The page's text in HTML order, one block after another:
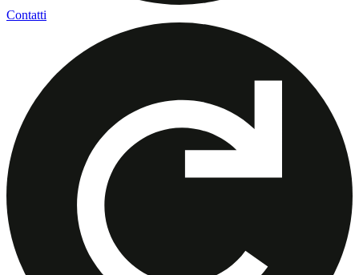
Contatti